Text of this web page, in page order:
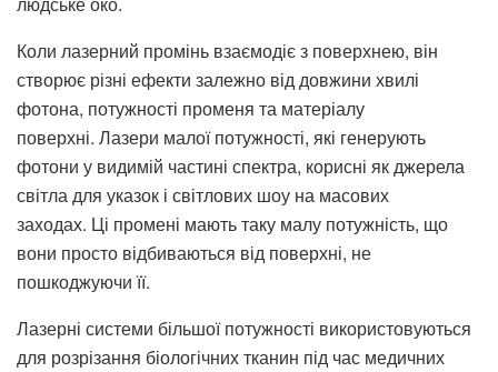
Коли лазерний промінь взаємодіє з поверхнею, він
створює різні ефекти залежно від довжини хвилі
фотона, потужності променя та матеріалу
поверхні. Лазери малої потужності, які генерують
фотони у видимій частині спектра, корисні як джерела
світла для указок і світлових шоу на масових
заходах. Ці промені мають таку малу потужність, що
вони просто відбиваються від поверхні, не
пошкоджуючи її.
Лазерні системи більшої потужності використовуються
для розрізання біологічних тканин під час медичних